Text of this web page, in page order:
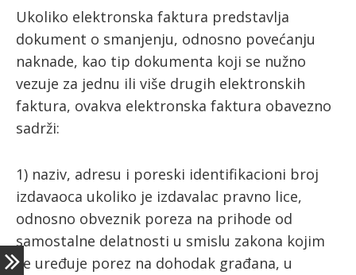
Ukoliko elektronska faktura predstavlja
dokument o smanjenju, odnosno povećanju
naknade, kao tip dokumenta koji se nužno
vezuje za jednu ili više drugih elektronskih
faktura, ovakva elektronska faktura obavezno
sadrži:
1) naziv, adresu i poreski identifikacioni broj
izdavaoca ukoliko je izdavalac pravno lice,
odnosno obveznik poreza na prihode od
samostalne delatnosti u smislu zakona kojim
se uređuje porez na dohodak građana, u